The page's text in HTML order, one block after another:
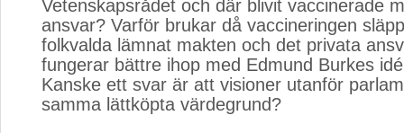
Vetenskapsrådet och där blivit vaccinerade
ansvar? Varför brukar då vaccineringen
folkvalda lämnat makten och det privata
fungerar bättre ihop med Edmund Burkes
Kanske ett svar är att visioner utanför
samma lättköpta värdegrund?